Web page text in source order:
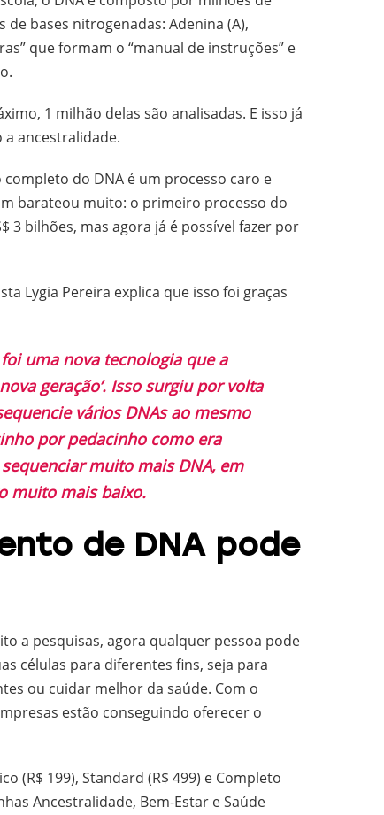
bases nitrogenadas: Adenina (A),
que formam o “manual de instruções” e
1 milhão delas são analisadas. E isso já
ancestralidade.
do DNA é um processo caro e
barateou muito: o primeiro processo do
3 bilhões, mas agora já é possível fazer por
Lygia Pereira explica que isso foi graças
uma nova tecnologia que a
geração’. Isso surgiu por volta
vários DNAs ao mesmo
por pedacinho como era
muito mais DNA, em
muito mais baixo.
de DNA pode
a pesquisas, agora qualquer pessoa pode
células para diferentes fins, seja para
ou cuidar melhor da saúde. Com o
estão conseguindo oferecer o
(R$ 199), Standard (R$ 499) e Completo
Ancestralidade, Bem-Estar e Saúde